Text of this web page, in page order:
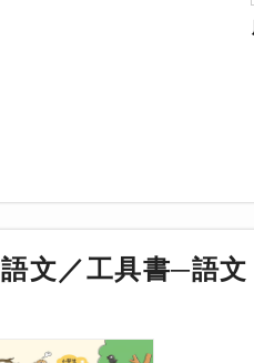
語文／工具書─語文